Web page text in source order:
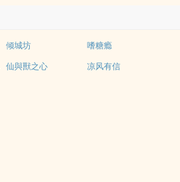
倾城坊 嗜糖瘾
仙與獸之心 凉风有信